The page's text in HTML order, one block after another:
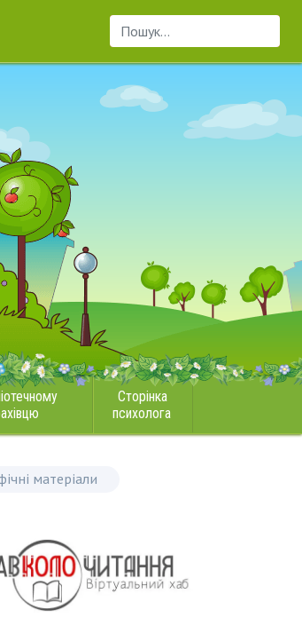
Пошук...
Сторінка
психолога
матеріали